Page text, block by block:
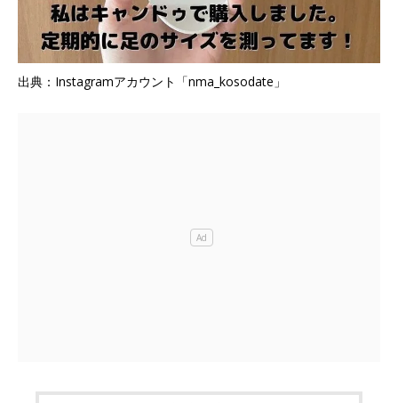
出典：Instagramアカウント「nma_kosodate」